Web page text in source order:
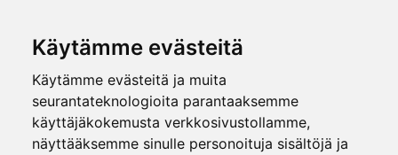
Käytämme evästeitä
Käytämme evästeitä ja muita
seurantateknologioita parantaaksemme
käyttäjäkokemusta verkkosivustollamme,
näyttääksemme sinulle personoituja sisältöjä ja